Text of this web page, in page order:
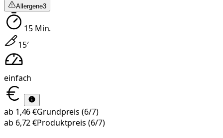
Allergene3
15Min.
15′
einfach
ab 1,46 €Grundpreis (6/7)
ab 6,72 €Produktpreis (6/7)